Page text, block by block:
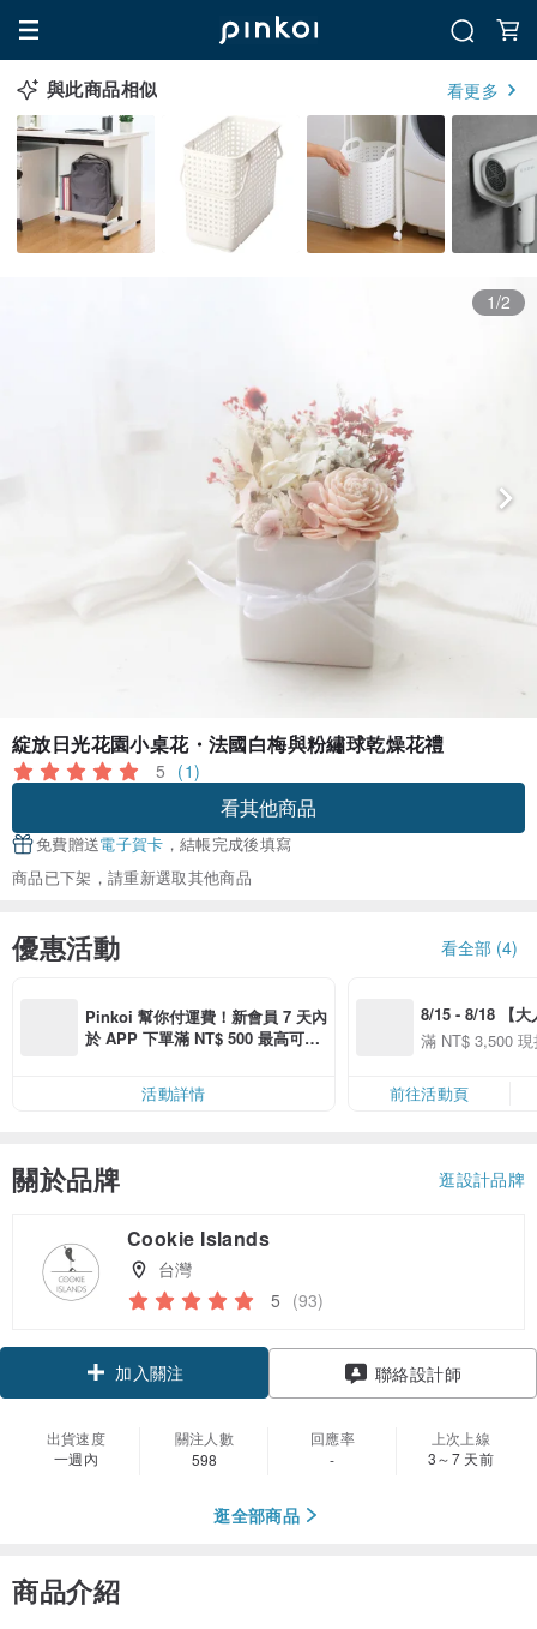
與此商品相似 看更多
1/2
綻放日光花園小桌花・法國白梅與粉繡球乾燥花禮
5 (1)
看其他商品
免費贈送電子賀卡 ，結帳完成後填寫
商品已下架，請重新選取其他商品
優惠活動 看全部 (4)
Pinkoi 幫你付運費！新會員 7 天內
於 APP 下單滿 NT$ 500 最高可折
活動詳情
8/15 - 8/18 【大
季】滿
50
滿 NT$ 3,500
前往活動頁
關於品牌 逛設計品牌
Cookie Islands
台灣
5 (93)
加入關注 聯絡設計師
出貨速度
一週內
關注人數
598
回應率
-
上次上線
3～7 天前
逛全部商品
商品介紹